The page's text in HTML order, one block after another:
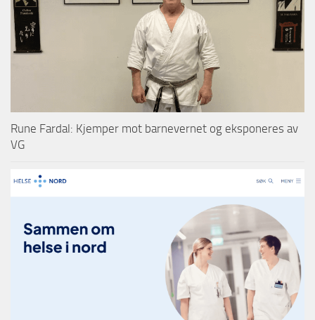
Rune Fardal: Kjemper mot barnevernet og eksponeres av
VG